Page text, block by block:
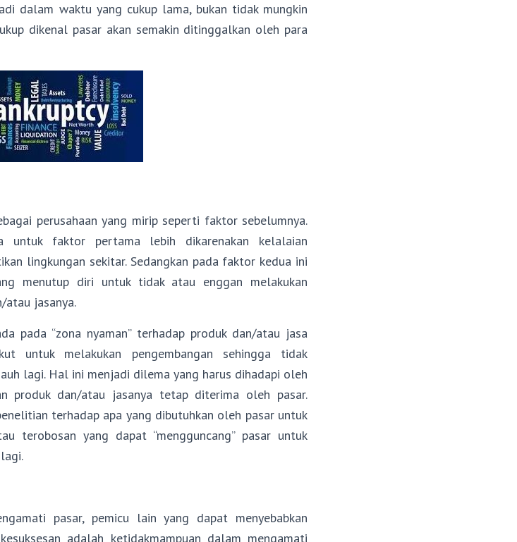
dalam waktu yang cukup lama, bukan tidak mungkin
dikenal pasar akan semakin ditinggalkan oleh para
perusahaan yang mirip seperti faktor sebelumnya.
untuk faktor pertama lebih dikarenakan kelalaian
lingkungan sekitar. Sedangkan pada faktor kedua ini
menutup diri untuk tidak atau enggan melakukan
atau jasanya.
pada “zona nyaman” terhadap produk dan/atau jasa
untuk melakukan pengembangan sehingga tidak
lagi. Hal ini menjadi dilema yang harus dihadapi oleh
produk dan/atau jasanya tetap diterima oleh pasar.
terhadap apa yang dibutuhkan oleh pasar untuk
terobosan yang dapat “mengguncang” pasar untuk
pasar, pemicu lain yang dapat menyebabkan
adalah ketidakmampuan dalam mengamati